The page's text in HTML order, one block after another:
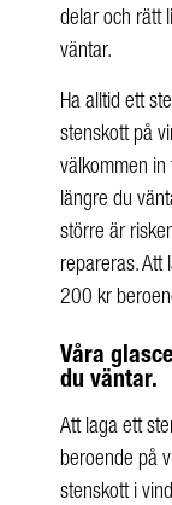
delar och rätt
väntar.
Ha alltid ett
stenskott på
välkommen in
längre du
större är
repareras. Att
200 kr
Våra
du väntar.
Att laga ett
beroende på
stenskott i